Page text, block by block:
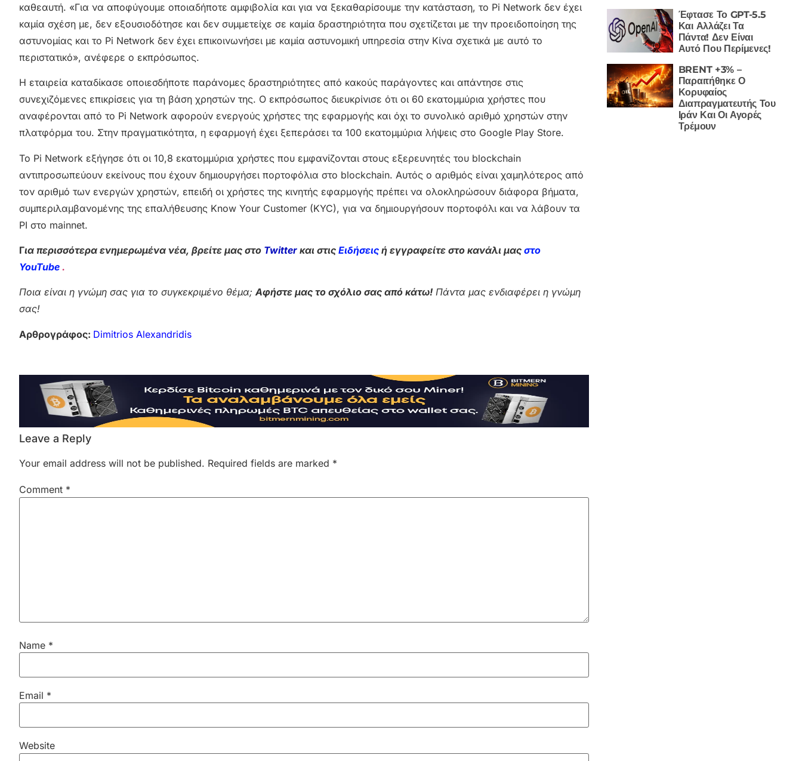
καθεαυτή. «Για να αποφύγουμε οποιαδήποτε αμφιβολία και για να ξεκαθαρίσουμε την κατάσταση, το Pi Network δεν έχει
καμία σχέση με, δεν εξουσιοδότησε και δεν συμμετείχε σε καμία δραστηριότητα που σχετίζεται με την προειδοποίηση της
αστυνομίας και το Pi Network δεν έχει επικοινωνήσει με καμία αστυνομική υπηρεσία στην Κίνα σχετικά με αυτό το
περιστατικό», ανέφερε ο εκπρόσωπος.
Η εταιρεία καταδίκασε οποιεσδήποτε παράνομες δραστηριότητες από κακούς παράγοντες και απάντησε στις
συνεχιζόμενες επικρίσεις για τη βάση χρηστών της. Ο εκπρόσωπος διευκρίνισε ότι οι 60 εκατομμύρια χρήστες που
αναφέρονται από το Pi Network αφορούν ενεργούς χρήστες της εφαρμογής και όχι το συνολικό αριθμό χρηστών στην
πλατφόρμα του. Στην πραγματικότητα, η εφαρμογή έχει ξεπεράσει τα 100 εκατομμύρια λήψεις στο Google Play Store.
Το Pi Network εξήγησε ότι οι 10,8 εκατομμύρια χρήστες που εμφανίζονται στους εξερευνητές του blockchain
αντιπροσωπεύουν εκείνους που έχουν δημιουργήσει πορτοφόλια στο blockchain. Αυτός ο αριθμός είναι χαμηλότερος από
τον αριθμό των ενεργών χρηστών, επειδή οι χρήστες της κινητής εφαρμογής πρέπει να ολοκληρώσουν διάφορα βήματα,
συμπεριλαμβανομένης της επαλήθευσης Know Your Customer (KYC), για να δημιουργήσουν πορτοφόλι και να λάβουν τα
PI στο mainnet.
Για περισσότερα ενημερωμένα νέα, βρείτε μας στο Twitter και στις Ειδήσεις ή εγγραφείτε στο κανάλι μας στο
YouTube .
Ποια είναι η γνώμη σας για το συγκεκριμένο θέμα;Αφήστε μας το σχόλιο σας από κάτω! Πάντα μας ενδιαφέρει η γνώμη
σας!
Αρθρογράφος: Dimitrios Alexandridis
Leave a Reply
Your email address will not be published. Required fields are marked *
Comment *
Name *
Email *
Website
Έφτασε Το GPT-5.5
Και Αλλάζει Τα
Πάντα! Δεν Είναι
Αυτό Που Περίμενες!
BRENT +3% –
Παραιτήθηκε Ο
Κορυφαίος
Διαπραγματευτής Του
Ιράν Και Οι Αγορές
Τρέμουν